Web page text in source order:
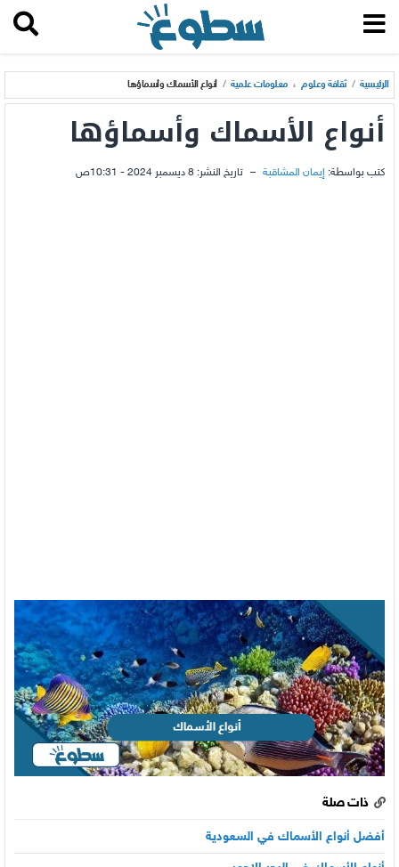
الرئيسية / ثقافة وعلوم ، معلومات علمية / أنواع الأسماك وأسماؤها
أنواع الأسماك وأسماؤها
كتب بواسطة: إيمان المشاقبة – تاريخ النشر: 8 ديسمبر 2024 - 10:31ص
ذات صلة
أفضل أنواع الأسماك في السعودية